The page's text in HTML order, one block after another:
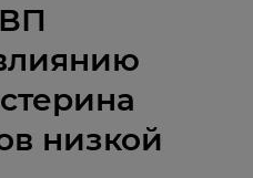
низкой